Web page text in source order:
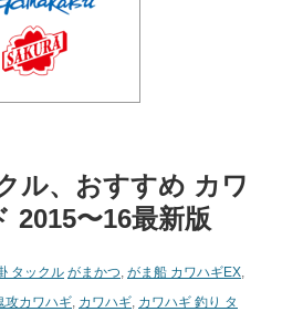
ル、おすすめ カワ
2015〜16最新版
タックル がまかつ, がま船 カワハギEX,
攻カワハギ, カワハギ, カワハギ 釣り タ